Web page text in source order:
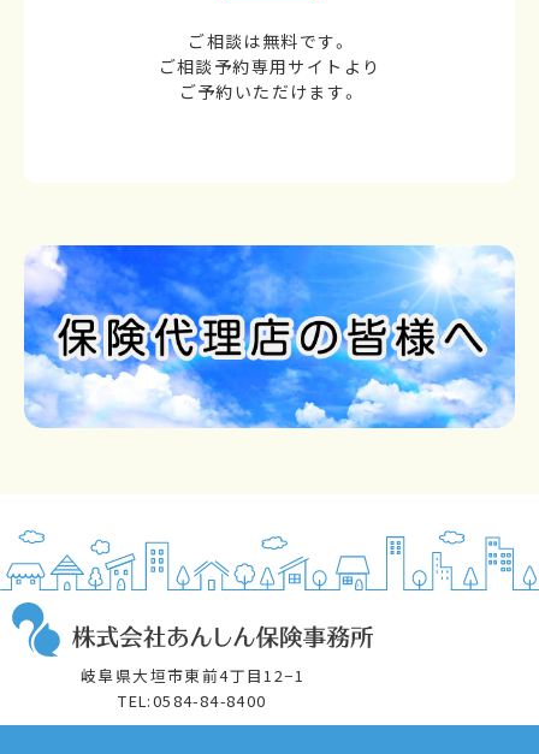
ご相談は無料です。
ご相談予約専用サイトより
ご予約いただけます。
岐阜県大垣市東前4丁目12−1
TEL:0584-84-8400